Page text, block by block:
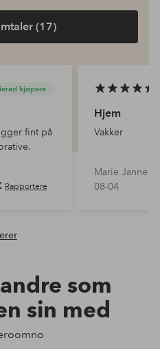
(17)
kjøpere
fint på
Rapportere
Hjem
Vakker
Marie Janne
08-04
som
sin med